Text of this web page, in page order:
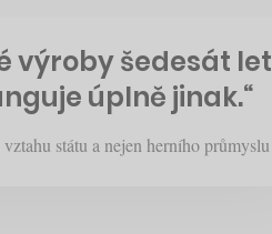
výroby šedesát let
úplně jinak.“
státu a nejen herního průmyslu